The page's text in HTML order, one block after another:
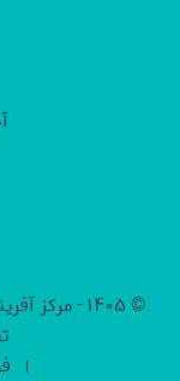
©۱۴۰۵-مرکز